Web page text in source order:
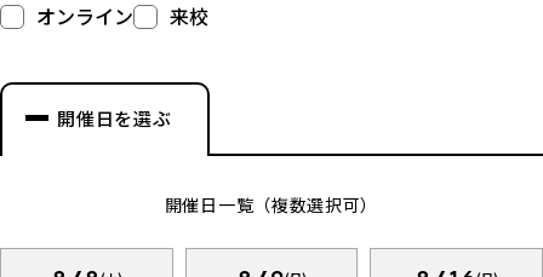
オンライン 来校
開催日を選ぶ
開催日一覧（複数選択可）